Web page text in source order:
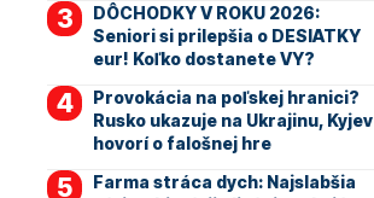
DÔCHODKY V ROKU 2026:
Seniori si prilepšia o DESIATKY
eur! Koľko dostanete VY?
Provokácia na poľskej hranici?
Rusko ukazuje na Ukrajinu, Kyjev
hovorí o falošnej hre
Farma stráca dych: Najslabšia